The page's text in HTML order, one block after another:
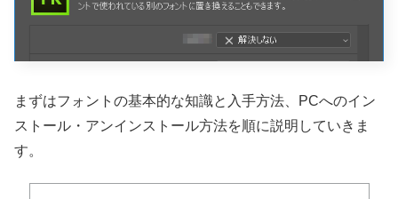
まずはフォントの基本的な知識と入手方法、PCへのイン
ストール・アンインストール方法を順に説明していきま
す。